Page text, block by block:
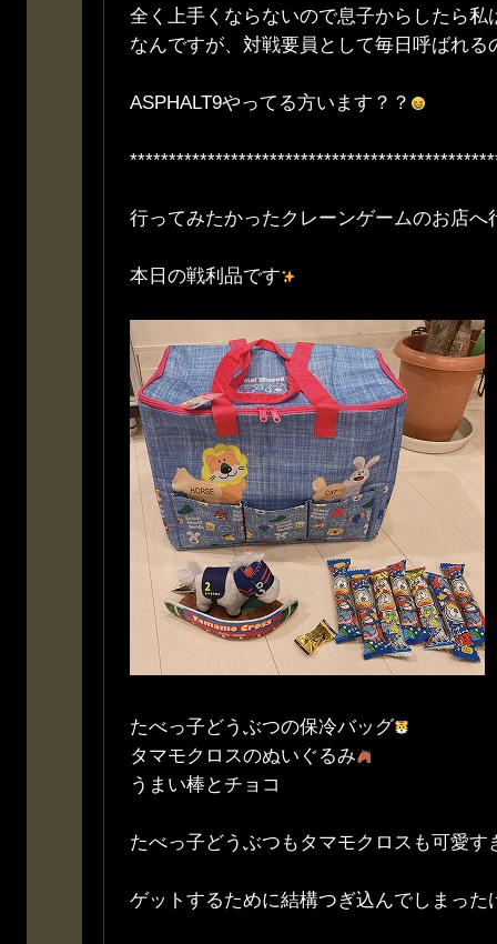
全く上手くならないので息子からしたら私
なんですが、対戦要員として毎日呼ばれる
ASPHALT9やってる方います？？
行ってみたかったクレーンゲームのお店へ
本日の戦利品です
たべっ子どうぶつの保冷バッグ
タマモクロスのぬいぐるみ
うまい棒とチョコ
たべっ子どうぶつもタマモクロスも可愛す
ゲットするために結構つぎ込んでしまった